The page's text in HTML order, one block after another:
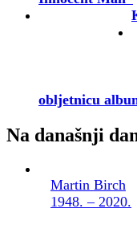
obljetnicu
Na današnji
Martin Birch
1948. – 2020.